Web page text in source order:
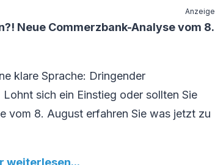
Anzeige
Neue Commerzbank-Analyse vom 8.
klare Sprache: Dringender
sich ein Einstieg oder sollten Sie
vom 8. August erfahren Sie was jetzt zu
weiterlesen...